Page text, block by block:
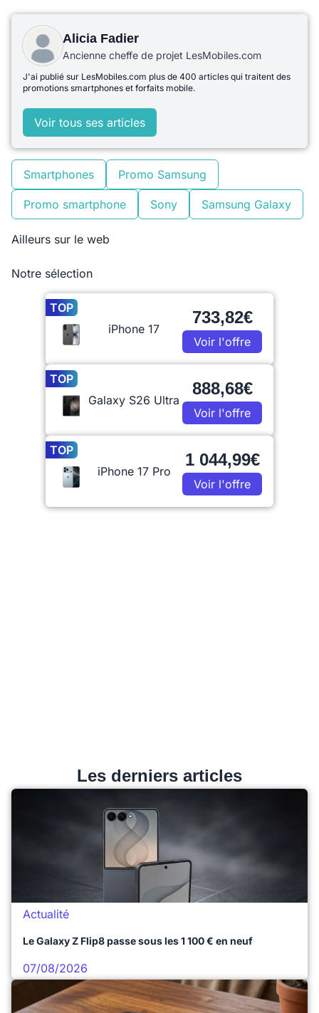
Alicia Fadier
Ancienne cheffe de projet LesMobiles.com
J'ai publié sur LesMobiles.com plus de 400 articles qui traitent des
promotions smartphones et forfaits mobile.
Voir tous ses articles
Smartphones Promo Samsung
Promo smartphone Sony Samsung Galaxy
Ailleurs sur le web
Notre sélection
TOP
iPhone 17
733,82€
Voir l'offre
TOP
Galaxy S26 Ultra
888,68€
Voir l'offre
TOP
iPhone 17 Pro
1 044,99€
Voir l'offre
Les derniers articles
Actualité
Le Galaxy Z Flip8 passe sous les 1 100 € en neuf
07/08/2026